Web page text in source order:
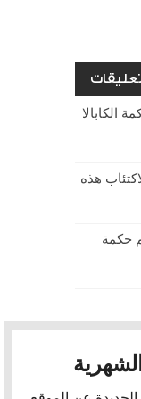
الكابالا
هذه
حكمة